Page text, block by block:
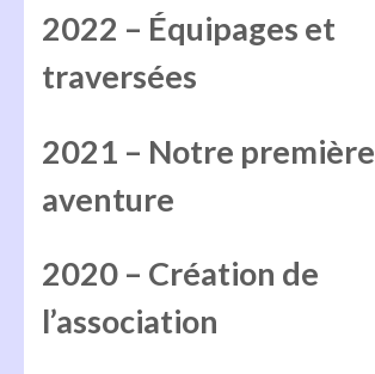
2022 – Équipages et
traversées
2021 – Notre première
aventure
2020 – Création de
l’association